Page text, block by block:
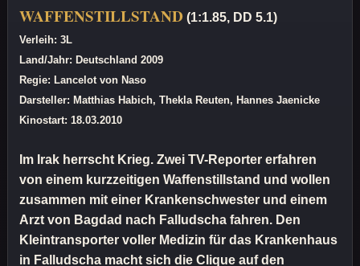
WAFFENSTILLSTAND (1:1.85, DD 5.1)
Verleih: 3L
Land/Jahr: Deutschland 2009
Regie: Lancelot von Naso
Darsteller: Matthias Habich, Thekla Reuten, Hannes Jaenicke
Kinostart: 18.03.2010
Im Irak herrscht Krieg. Zwei TV-Reporter erfahren
von einem kurzzeitigen Waffenstillstand und wollen
zusammen mit einer Krankenschwester und einem
Arzt von Bagdad nach Falludscha fahren. Den
Kleintransporter voller Medizin für das Krankenhaus
in Falludscha macht sich die Clique auf den